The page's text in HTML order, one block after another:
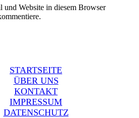
Website in diesem Browser
STARTSEITE
ÜBER UNS
KONTAKT
IMPRESSUM
DATENSCHUTZ